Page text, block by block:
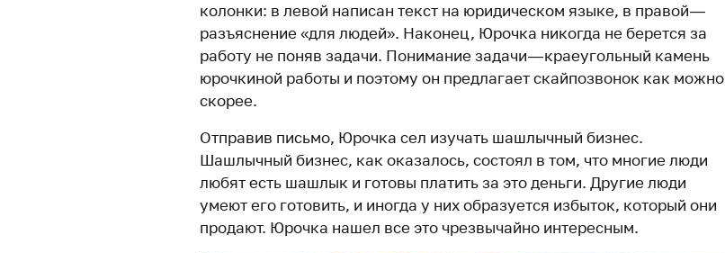
колонки: в левой написан текст на юридическом языке, в правой —
разъяснение «для людей». Наконец, Юрочка никогда не берется за
работу не поняв задачи. Понимание задачи — краеугольный камень
юрочкиной работы и поэтому он предлагает скайпозвонок как можно
скорее.
Отправив письмо, Юрочка сел изучать шашлычный бизнес.
Шашлычный бизнес, как оказалось, состоял в том, что многие люди
любят есть шашлык и готовы платить за это деньги. Другие люди
умеют его готовить, и иногда у них образуется избыток, который они
продают. Юрочка нашел все это чрезвычайно интересным.